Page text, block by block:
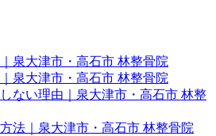
泉大津市・高石市 林整骨院
泉大津市・高石市 林整骨院
ない理由｜泉大津市・高石市 林整
法｜泉大津市・高石市 林整骨院